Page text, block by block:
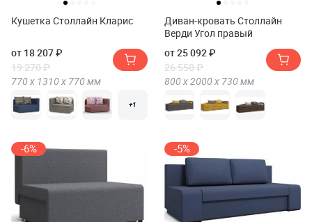
Кушетка Столлайн Кларис
от 18 207 ₽
19 270 ₽
770 х 1310 х 770 мм
+1
Диван-кровать Столлайн
Верди Угол правый
от 25 092 ₽
26 550 ₽
800 х2000 х 730 мм
-6% -5%